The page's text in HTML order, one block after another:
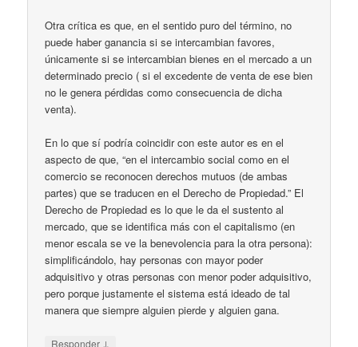
Otra crítica es que, en el sentido puro del término, no
puede haber ganancia si se intercambian favores,
únicamente si se intercambian bienes en el mercado a un
determinado precio ( si el excedente de venta de ese bien
no le genera pérdidas como consecuencia de dicha
venta).
En lo que sí podría coincidir con este autor es en el
aspecto de que, “en el intercambio social como en el
comercio se reconocen derechos mutuos (de ambas
partes) que se traducen en el Derecho de Propiedad.” El
Derecho de Propiedad es lo que le da el sustento al
mercado, que se identifica más con el capitalismo (en
menor escala se ve la benevolencia para la otra persona):
simplificándolo, hay personas con mayor poder
adquisitivo y otras personas con menor poder adquisitivo,
pero porque justamente el sistema está ideado de tal
manera que siempre alguien pierde y alguien gana.
Responder ↓